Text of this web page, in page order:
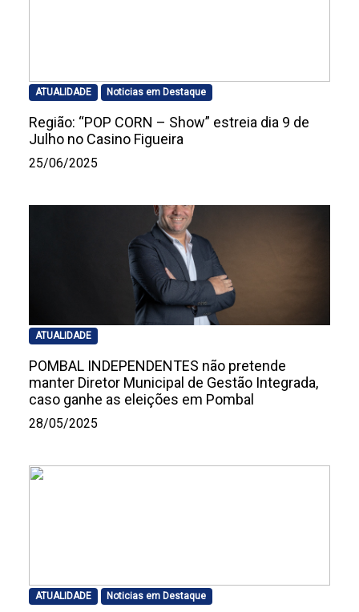
ATUALIDADE Noticias em Destaque
Região: “POP CORN – Show” estreia dia 9 de
Julho no Casino Figueira
25/06/2025
ATUALIDADE
POMBAL INDEPENDENTES não pretende
manter Diretor Municipal de Gestão Integrada,
caso ganhe as eleições em Pombal
28/05/2025
ATUALIDADE Noticias em Destaque